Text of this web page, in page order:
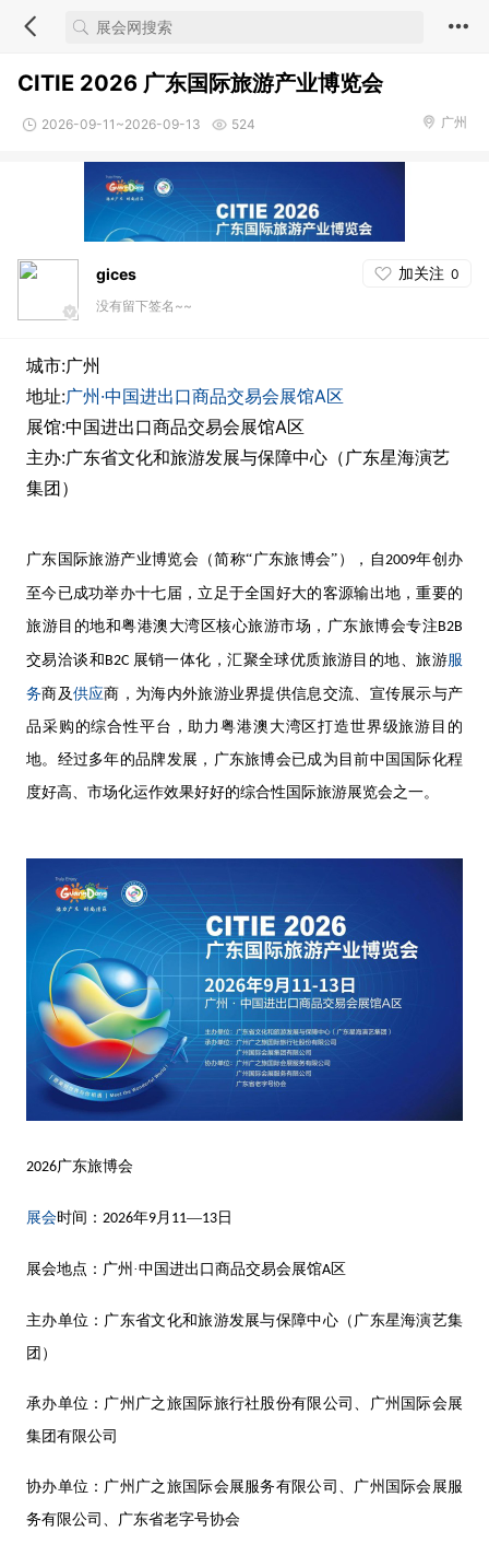
CITIE 2026 广东国际旅游产业博览会
2026-09-11~2026-09-13 524 广州
gices 加关注 0
没有留下签名~~
城市:广州
地址:广州·中国进出口商品交易会展馆A区
展馆:中国进出口商品交易会展馆A区
主办:广东省文化和旅游发展与保障中心（广东星海演艺
集团）
广东国际旅游产业博览会（简称“广东旅博会”），自2009年创办
至今已成功举办十七届，立足于全国好大的客源输出地，重要的
旅游目的地和粤港澳大湾区核心旅游市场，广东旅博会专注B2B
交易洽谈和 B2C 展销一体化，汇聚全球优质旅游目的地、旅游服
务商及供应商，为海内外旅游业界提供信息交流、宣传展示与产
品采购的综合性平台，助力粤港澳大湾区打造世界级旅游目的
地。经过多年的品牌发展，广东旅博会已成为目前中国国际化程
度好高、市场化运作效果好好的综合性国际旅游展览会之一。
2026广东旅博会
展会时间： 2026年9月 11—13 日
展会地点：广州 ·中国进出口商品交易会展馆A 区
主办单位：广东省文化和旅游发展与保障中心（广东星海演艺集
团）
承办单位：广州广之旅国际旅行社股份有限公司、广州国际会展
集团有限公司
协办单位：广州广之旅国际会展服务有限公司、广州国际会展服
务有限公司、广东省老字号协会